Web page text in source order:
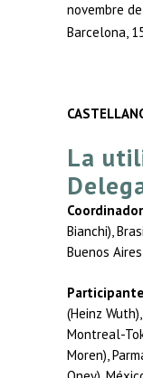
novembre
Barcelona,
La
Bianchi),
Buenos
(Heinz
Montreal-
Moren),